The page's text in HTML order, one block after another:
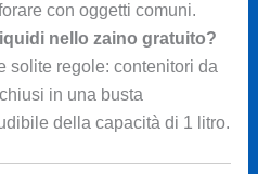
con oggetti comuni.
nello zaino gratuito?
solite regole: contenitori da
in una busta
della capacità di 1 litro.